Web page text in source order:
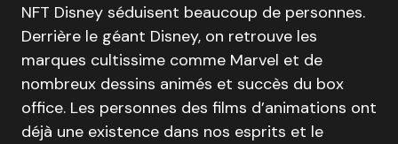
NFT Disney séduisent beaucoup de personnes.
Derrière le géant Disney, on retrouve les
marques cultissime comme Marvel et de
nombreux dessins animés et succès du box
office. Les personnes des films d’animations ont
déjà une existence dans nos esprits et le